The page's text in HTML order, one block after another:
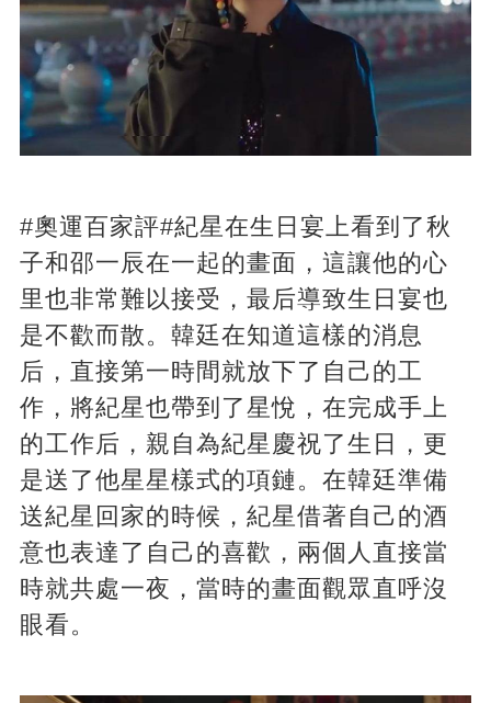
#奧運百家評#紀星在生日宴上看到了秋
子和邵一辰在一起的畫面，這讓他的心
里也非常難以接受，最后導致生日宴也
是不歡而散。韓廷在知道這樣的消息
后，直接第一時間就放下了自己的工
作，將紀星也帶到了星悅，在完成手上
的工作后，親自為紀星慶祝了生日，更
是送了他星星樣式的項鏈。在韓廷準備
送紀星回家的時候，紀星借著自己的酒
意也表達了自己的喜歡，兩個人直接當
時就共處一夜，當時的畫面觀眾直呼沒
眼看。